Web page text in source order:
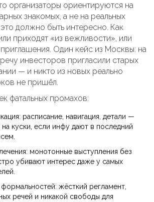
организаторы ориентируются на
знакомых, а не на реальных
должно быть интересно. Как
приходят «из вежливости», или
Один кейс из Москвы: на
инвесторов пригласили старых
— и никто из новых реально
не пришёл.
фатальных промахов:
расписание, навигация, детали —
на куски, если инфу дают в последний
монотонные выступления без
убивают интерес даже у самых
жёсткий регламент,
речей и никакой свободы для